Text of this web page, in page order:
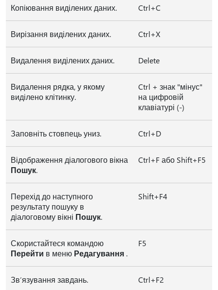
Копіювання виділених даних. Ctrl+C
Вирізання виділених даних. Ctrl+X
Видалення виділених даних. Delete
Видалення рядка, у якому
виділено клітинку.
Ctrl + знак "мінус"
на цифровій
клавіатурі (-)
Заповніть стовпець униз. Ctrl+D
Відображення діалогового вікна
Пошук.
Ctrl+F або Shift+F5
Перехід до наступного
результату пошуку в
діалоговому вікні Пошук.
Shift+F4
Скористайтеся командою
Перейти в меню Редагування .
F5
Зв’язування завдань. Ctrl+F2